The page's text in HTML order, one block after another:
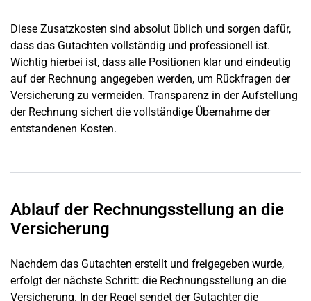
Diese Zusatzkosten sind absolut üblich und sorgen dafür,
dass das Gutachten vollständig und professionell ist.
Wichtig hierbei ist, dass alle Positionen klar und eindeutig
auf der Rechnung angegeben werden, um Rückfragen der
Versicherung zu vermeiden. Transparenz in der Aufstellung
der Rechnung sichert die vollständige Übernahme der
entstandenen Kosten.
Ablauf der Rechnungsstellung an die
Versicherung
Nachdem das Gutachten erstellt und freigegeben wurde,
erfolgt der nächste Schritt: die Rechnungsstellung an die
Versicherung. In der Regel sendet der Gutachter die